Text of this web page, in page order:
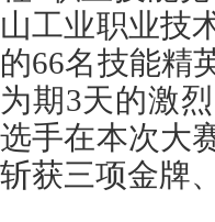
山工业职业技
的66名技能精
为期3天的激
选手在本次大
斩获三项金牌